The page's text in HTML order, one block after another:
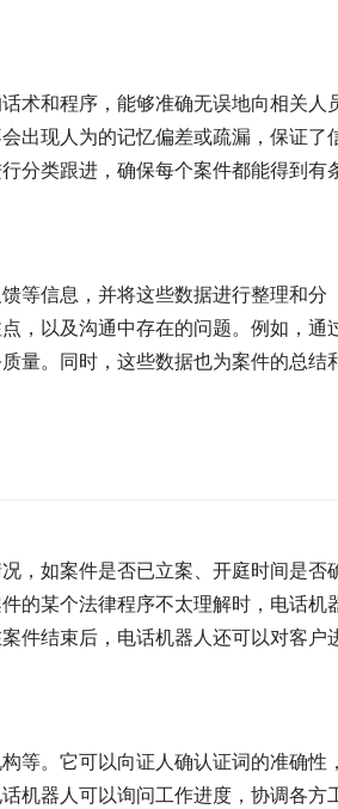
术和程序，能够准确无误地向相关人
出现人为的记忆偏差或疏漏，保证了
分类跟进，确保每个案件都能得到有
等信息，并将这些数据进行整理和分
，以及沟通中存在的问题。例如，通
量。同时，这些数据也为案件的总结
，如案件是否已立案、开庭时间是否
的某个法律程序不太理解时，电话机
件结束后，电话机器人还可以对客户
等。它可以向证人确认证词的准确性，
机器人可以询问工作进度，协调各方